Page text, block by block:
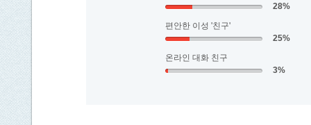
28%
편안한 이성 '친구'
25%
온라인 대화 친구
3%